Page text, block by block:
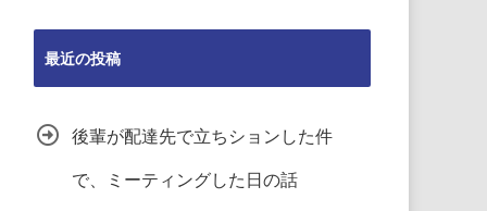
最近の投稿
後輩が配達先で立ちションした件
で、ミーティングした日の話